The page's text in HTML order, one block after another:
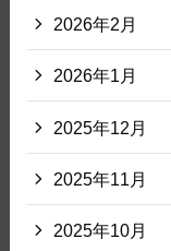
2026年2月
2026年1月
2025年12月
2025年11月
2025年10月